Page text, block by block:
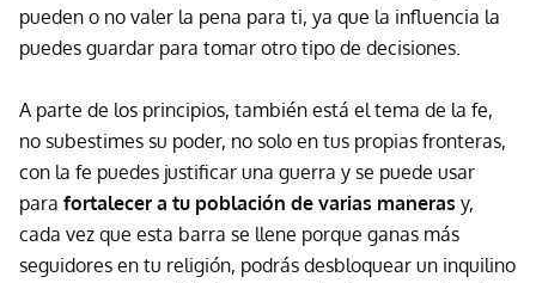
pueden o no valer la pena para ti, ya que la influencia la
puedes guardar para tomar otro tipo de decisiones.
A parte de los principios, también está el tema de la fe,
no subestimes su poder, no solo en tus propias fronteras,
con la fe puedes justificar una guerra y se puede usar
para fortalecer a tu población de varias maneras y,
cada vez que esta barra se llene porque ganas más
seguidores en tu religión, podrás desbloquear un inquilino